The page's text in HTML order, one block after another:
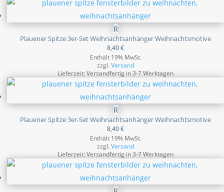
Plauener Spitze 3er-Set Weihnachtsanhänger Weihnachtsmotive
8,40€
Enthält 19% MwSt.
zzgl.Versand
Lieferzeit: Versandfertig in 3-7 Werktagen
Plauener Spitze 3er-Set Weihnachtsanhänger Weihnachtsmotive
8,40€
Enthält 19% MwSt.
zzgl.Versand
Lieferzeit: Versandfertig in 3-7 Werktagen